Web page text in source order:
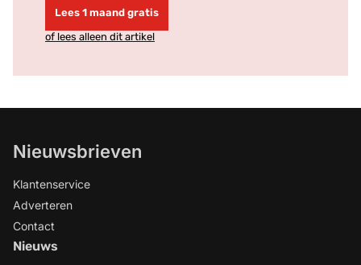
Lees 1 maand gratis
of lees alleen dit artikel
Nieuwsbrieven
Klantenservice
Adverteren
Contact
Nieuws